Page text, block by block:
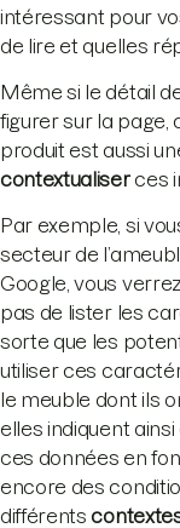
intéressant pour
de lire et quelles
Même si le détail
figurer sur la page,
produit est aussi
contextualiserces
Par exemple, si
secteur de
Google, vous
pas de lister les
sorte que les
utiliser ces
le meuble dont ils
elles indiquent
ces données en
encore des
différents